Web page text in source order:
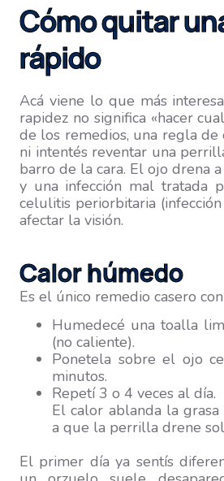
Cómo quitar
rápido
Acá viene lo que más
rapidez no significa «hacer
de los remedios, una regla de
ni intentés reventar una
barro de la cara. El ojo drena
y una infección mal tratada
celulitis periorbitaria
afectar la visión.
Calor húmedo
Es el único remedio casero
Humedecé una toalla
(no caliente).
Ponetela sobre el ojo
minutos.
Repetí 3 o 4 veces al día.
El calor ablanda la
a que la perrilla drene
El primer día ya sentís